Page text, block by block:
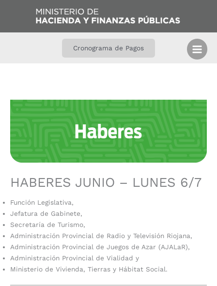
Cronograma de Pagos
HABERES JUNIO – LUNES 6/7
Función Legislativa,
Jefatura de Gabinete,
Secretaría de Turismo,
Administración Provincial de Radio y Televisión Riojana,
Administración Provincial de Juegos de Azar (AJALaR),
Administración Provincial de Vialidad y
Ministerio de Vivienda, Tierras y Hábitat Social.
s